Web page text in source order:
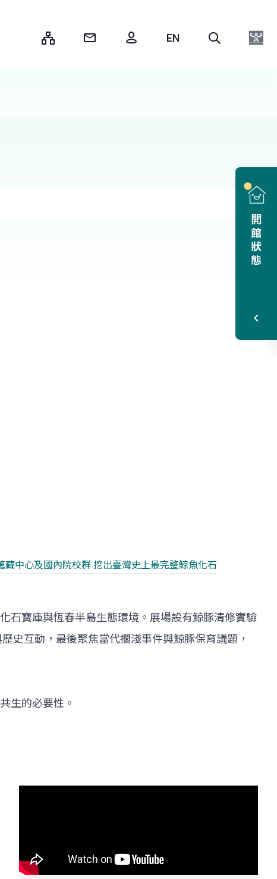
開館狀態
中心及國內院校群 挖出臺灣史上最完整鯨魚化石
石寶庫與恆春半島生態環境。展場設有鯨豚清修實驗
史互動，最後聚焦當代擱淺事件與鯨豚保育議題，
生的必要性。